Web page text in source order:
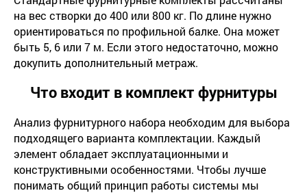
на вес створки до 400 или 800 кг. По длине нужно
ориентироваться по профильной балке. Она может
быть 5, 6 или 7 м. Если этого недостаточно, можно
докупить дополнительный метраж.
Что входит в комплект фурнитуры
Анализ фурнитурного набора необходим для выбора
подходящего варианта комплектации. Каждый
элемент обладает эксплуатационными и
конструктивными особенностями. Чтобы лучше
понимать общий принцип работы системы мы